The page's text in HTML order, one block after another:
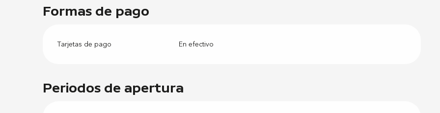
Formas de pago
Tarjetas de pago En efectivo
Periodos de apertura